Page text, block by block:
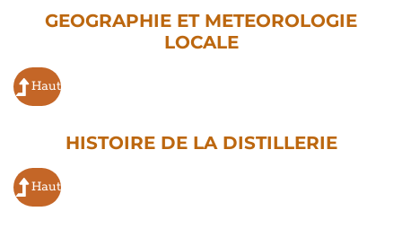
GEOGRAPHIE ET METEOROLOGIE
LOCALE
Haut
HISTOIRE DE LA DISTILLERIE
Haut